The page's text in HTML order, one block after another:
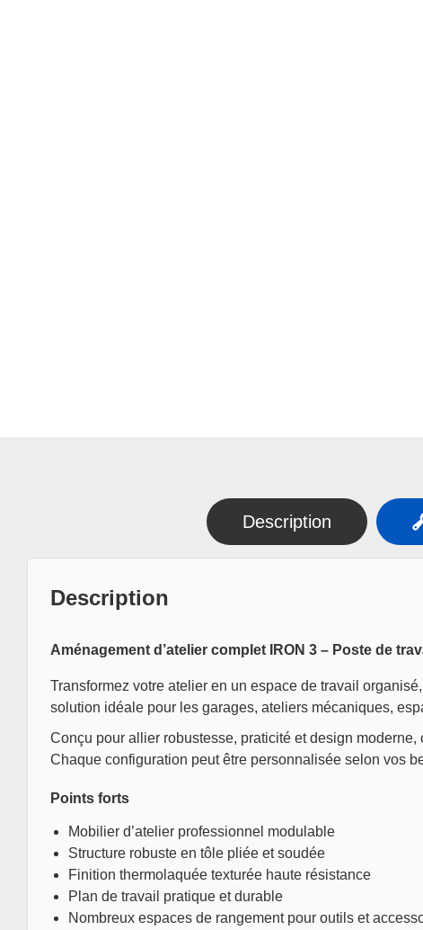
Description
Description
Aménagement d’atelier complet IRON 3 – Poste de
Transformez votre atelier en un espace de travail
solution idéale pour les garages, ateliers mécaniques,
Conçu pour allier robustesse, praticité et design
Chaque configuration peut être personnalisée selon vos
Points forts
Mobilier d’atelier professionnel modulable
Structure robuste en tôle pliée et soudée
Finition thermolaquée texturée haute résistance
Plan de travail pratique et durable
Nombreux espaces de rangement pour outils et